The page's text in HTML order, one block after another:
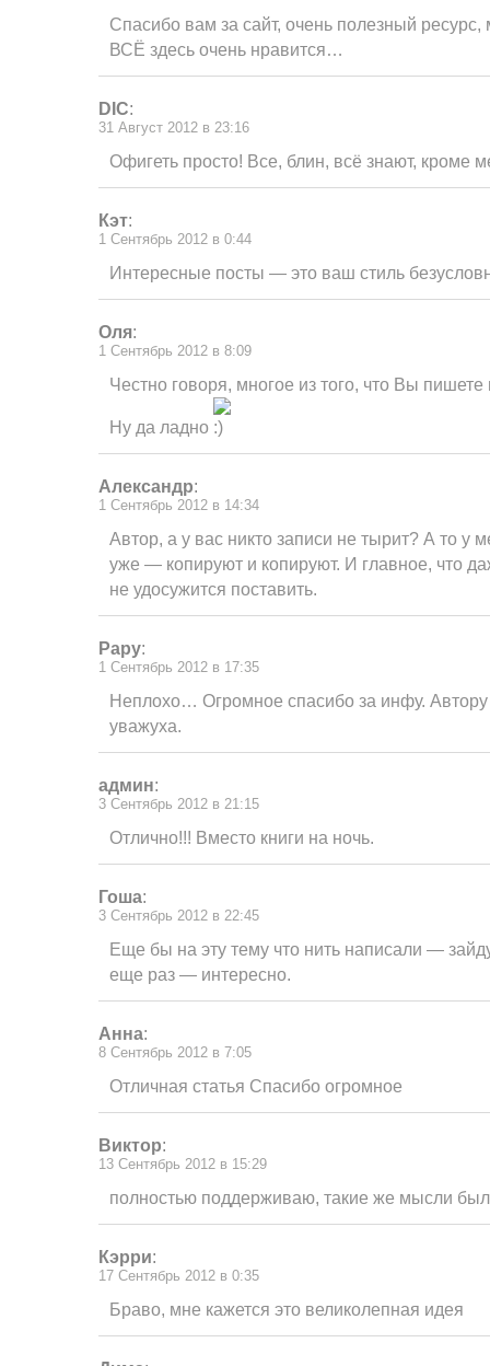
Спасибо вам за сайт, очень полезный
ВСЁ здесь очень нравится…
DIC:
31 Август 2012 в 23:16
Офигеть просто! Все, блин, всё знают, кроме
Кэт:
1 Сентябрь 2012 в 0:44
Интересные посты — это ваш стиль
Оля:
1 Сентябрь 2012 в 8:09
Честно говоря, многое из того, что Вы
Ну да ладно
Александр:
1 Сентябрь 2012 в 14:34
Автор, а у вас никто записи не тырит? А то у
уже — копируют и копируют. И главное, что
не удосужится поставить.
Papy:
1 Сентябрь 2012 в 17:35
Неплохо… Огромное спасибо за инфу. Автору
уважуха.
админ:
3 Сентябрь 2012 в 21:15
Отлично!!! Вместо книги на ночь.
Гоша:
3 Сентябрь 2012 в 22:45
Еще бы на эту тему что нить написали —
еще раз — интересно.
Анна:
8 Сентябрь 2012 в 7:05
Отличная статья Спасибо огромное
Виктор:
13 Сентябрь 2012 в 15:29
полностью поддерживаю, такие же мысли
Кэрри:
17 Сентябрь 2012 в 0:35
Браво, мне кажется это великолепная идея